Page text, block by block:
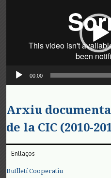
00:00
Arxiu
de la CIC (2010-
Enllaços
Butlletí Cooperatiu